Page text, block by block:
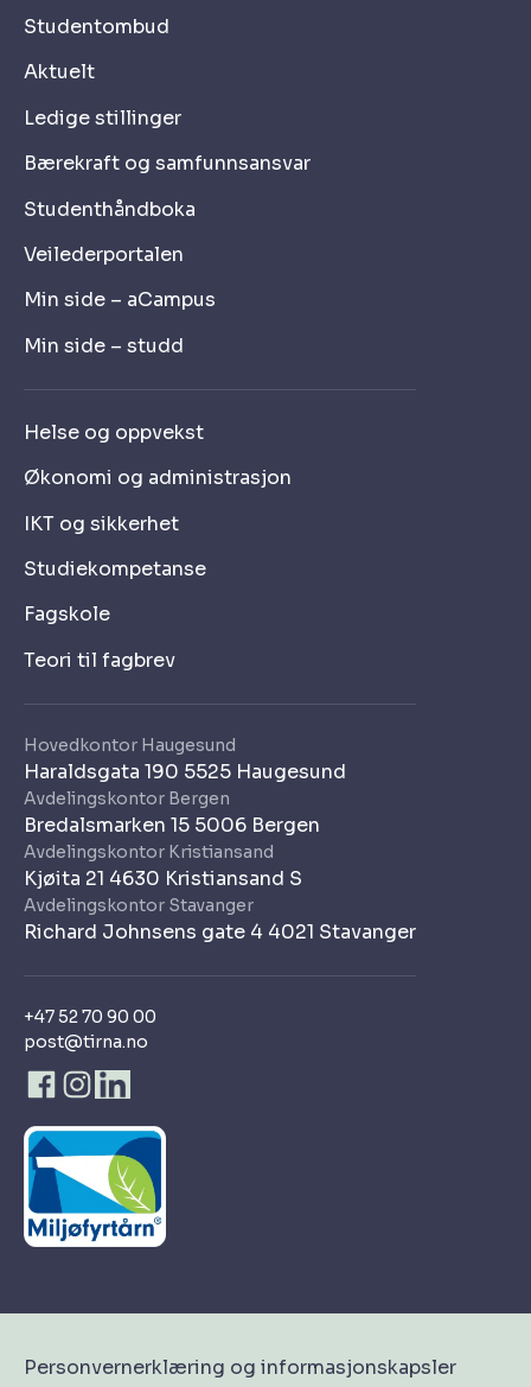
+47 52 70 90 00
post@tirna.no
Hovedkontor Haugesund
Haraldsgata 190 5525 Haugesund
Avdelingskontor Bergen
Bredalsmarken 15 5006 Bergen
Avdelingskontor Kristiansand
Kjøita 21 4630 Kristiansand S
Avdelingskontor Stavanger
Richard Johnsens gate 4 4021 Stavanger
Studentombud
Aktuelt
Ledige stillinger
Bærekraft og samfunnsansvar
Studenthåndboka
Veilederportalen
Min side – aCampus
Min side – studd
Helse og oppvekst
Økonomi og administrasjon
IKT og sikkerhet
Studiekompetanse
Fagskole
Teori til fagbrev
Personvernerklæring og informasjonskapsler